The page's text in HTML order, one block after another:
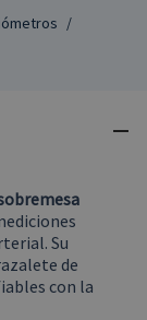

Su
de
con la